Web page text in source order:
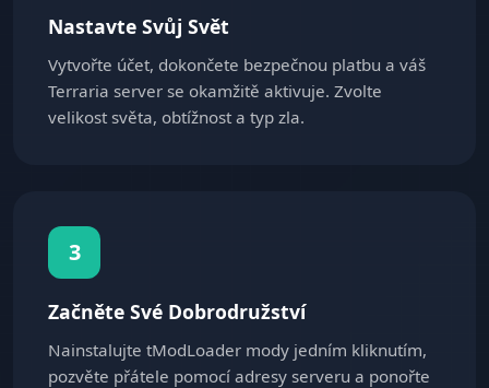
Nastavte Svůj Svět
Vytvořte účet, dokončete bezpečnou platbu a váš
Terraria server se okamžitě aktivuje. Zvolte
velikost světa, obtížnost a typ zla.
3
Začněte Své Dobrodružství
Nainstalujte tModLoader mody jedním kliknutím,
pozvěte přátele pomocí adresy serveru a ponořte